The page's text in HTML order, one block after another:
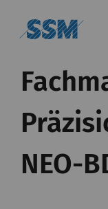
NEO-